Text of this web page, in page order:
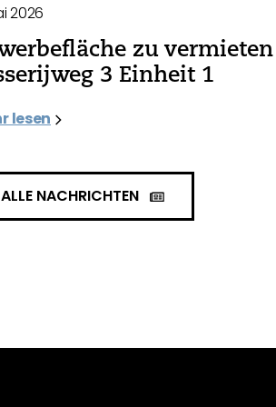
2026
zu vermieten
3 Einheit 1
lesen
ALLE NACHRICHTEN